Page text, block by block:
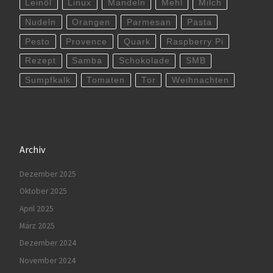
Leinöl Linux Mandeln Mehl Milch
Nudeln Orangen Parmesan Pasta
Pesto Provence Quark Raspberry Pi
Rezept Samba Schokolade SMB
Sumpfkalk Tomaten Tor Weihnachten
Archiv
Dezember 2025
Oktober 2025
April 2025
März 2025
Dezember 2024
November 2024